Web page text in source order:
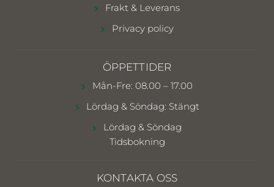
Frakt & Leverans
Privacy policy
ÖPPETTIDER
Mån-Fre: 08.00 – 17.00
Lördag & Söndag: Stängt
Lördag & Söndag
Tidsbokning
KONTAKTA OSS